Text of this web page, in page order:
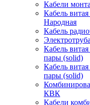
Кабели
Кабель
Народная
Кабель
Кабель
пары (solid)
Кабель
пары (solid)
КВК
Кабели